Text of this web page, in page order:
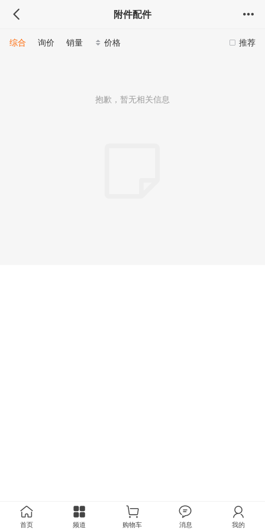
附件配件
推荐
综合 询价 销量 价格
抱歉，暂无相关信息
首页 频道 购物车 消息 我的